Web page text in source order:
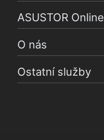
ASUSTOR Online
O nás
Ostatní služby